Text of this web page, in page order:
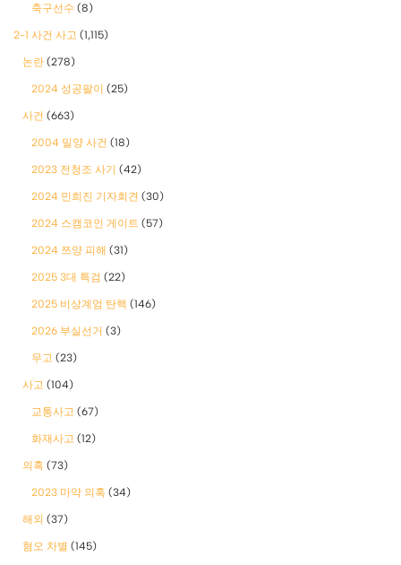
축구선수 (8)
2-1 사건 사고 (1,115)
논란 (278)
2024 성공팔이 (25)
사건 (663)
2004 밀양 사건 (18)
2023 전청조 사기 (42)
2024 민희진 기자회견 (30)
2024 스캠코인 게이트 (57)
2024 쯔양 피해 (31)
2025 3대 특검 (22)
2025 비상계엄 탄핵 (146)
2026 부실선거 (3)
무고 (23)
사고 (104)
교통사고 (67)
화재사고 (12)
의혹 (73)
2023 마약 의혹 (34)
해외 (37)
혐오 차별 (145)